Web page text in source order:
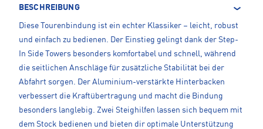
BESCHREIBUNG
Diese Tourenbindung ist ein echter Klassiker – leicht, robust
und einfach zu bedienen. Der Einstieg gelingt dank der Step-
In Side Towers besonders komfortabel und schnell, während
die seitlichen Anschläge für zusätzliche Stabilität bei der
Abfahrt sorgen. Der Aluminium-verstärkte Hinterbacken
verbessert die Kraftübertragung und macht die Bindung
besonders langlebig. Zwei Steighilfen lassen sich bequem mit
dem Stock bedienen und bieten dir optimale Unterstützung